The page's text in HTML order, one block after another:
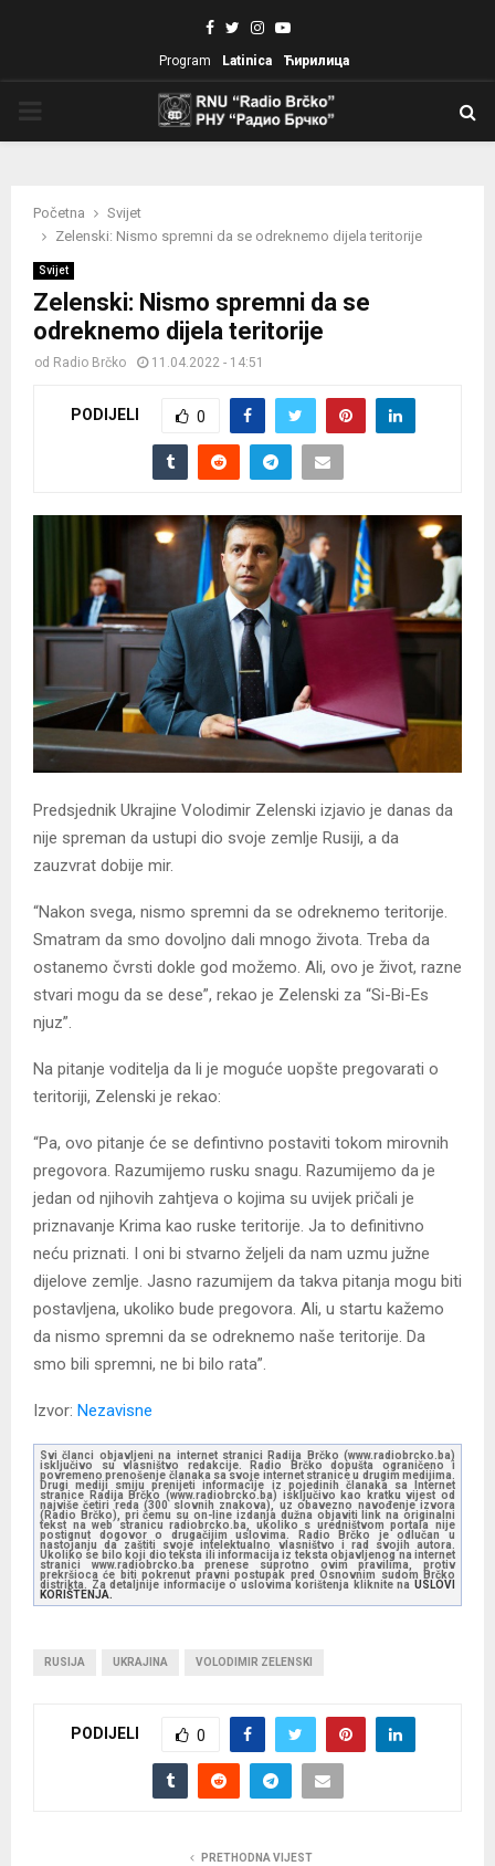
Facebook
TwitterInstagram
Youtube
Program Latinica Ћирилица
Početna
Svijet
Zelenski: Nismo spremni da se odreknemo dijela teritorije
Svijet
Zelenski: Nismo spremni da se
odreknemo dijela teritorije
od Radio Brčko 11.04.2022 - 14:51
PODIJELI 0
Predsjednik Ukrajine Volodimir Zelenski izjavio je danas da
nije spreman da ustupi dio svoje zemlje Rusiji, a da
zauzvrat dobije mir.
“Nakon svega, nismo spremni da se odreknemo teritorije.
Smatram da smo dovoljno dali mnogo života. Treba da
ostanemo čvrsti dokle god možemo. Ali, ovo je život, razne
stvari mogu da se dese”, rekao je Zelenski za “Si-Bi-Es
njuz”.
Na pitanje voditelja da li je moguće uopšte pregovarati o
teritoriji, Zelenski je rekao:
“Pa, ovo pitanje će se defintivno postaviti tokom mirovnih
pregovora. Razumijemo rusku snagu. Razumijemo da je
jedan od njihovih zahtjeva o kojima su uvijek pričali je
priznavanje Krima kao ruske teritorije. Ja to definitivno
neću priznati. I oni bi stvarno željeli da nam uzmu južne
dijelove zemlje. Jasno razumijem da takva pitanja mogu biti
postavljena, ukoliko bude pregovora. Ali, u startu kažemo
da nismo spremni da se odreknemo naše teritorije. Da
smo bili spremni, ne bi bilo rata”.
Izvor: Nezavisne
Svi članci objavljeni na internet stranici Radija Brčko (www.radiobrcko.ba)
isključivo su vlasništvo redakcije. Radio Brčko dopušta ograničeno i
povremeno prenošenje članaka sa svoje internet stranice u drugim medijima.
Drugi mediji smiju prenijeti informacije iz pojedinih članaka sa Internet
stranice Radija Brčko (www.radiobrcko.ba) isključivo kao kratku vijest od
najviše četiri reda (300 slovnih znakova), uz obavezno navođenje izvora
(Radio Brčko), pri čemu su on-line izdanja dužna objaviti link na originalni
tekst na web stranicu radiobrcko.ba, ukoliko s uredništvom portala nije
postignut dogovor o drugačijim uslovima. Radio Brčko je odlučan u
nastojanju da zaštiti svoje intelektualno vlasništvo i rad svojih autora.
Ukoliko se bilo koji dio teksta ili informacija iz teksta objavljenog na internet
stranici www.radiobrcko.ba prenese suprotno ovim pravilima, protiv
prekršioca će biti pokrenut pravni postupak pred Osnovnim sudom Brčko
distrikta. Za detaljnije informacije o uslovima korištenja kliknite na USLOVI
KORIŠTENJA.
RUSIJA UKRAJINA VOLODIMIR ZELENSKI
PODIJELI 0
PRETHODNA VIJEST